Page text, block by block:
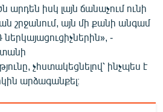
իսկ լայն ճանաչում ունի
շրջանում, այն մի քանի անգամ
-
չհստակեցնելով՝ ինչպես է
արձագանքել։